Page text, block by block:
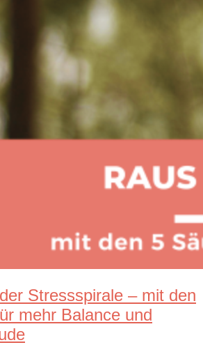
Stressspirale – mit den
mehr Balance und